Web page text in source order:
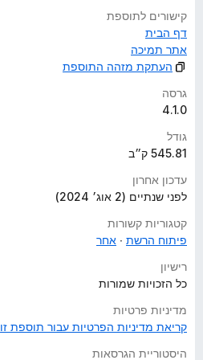
קישורים לתוספת
דף הבית
אתר תמיכה
העתקת מזהה התוספת
גרסה
4.1.0
גודל
545.81 ק״ב
עדכון אחרון
לפני שנתיים (2 אוג׳ 2024)
קטגוריות קשורות
פיתוח הרשת
אחר
רישיון
כל הזכויות שמורות
מדיניות פרטיות
קריאת מדיניות הפרטיות עבור תוספת זו
היסטוריית הגרסאות